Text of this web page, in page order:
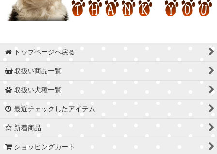
トップページへ戻る
取扱い商品一覧
取扱い犬種一覧
最近チェックしたアイテム
新着商品
ショッピングカート